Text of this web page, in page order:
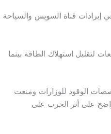
إيرادات قناة السويس والسياحة
لتقليل استهلاك الطاقة بينما
الوقود للوزارات ومنعت
على أثر الحرب على